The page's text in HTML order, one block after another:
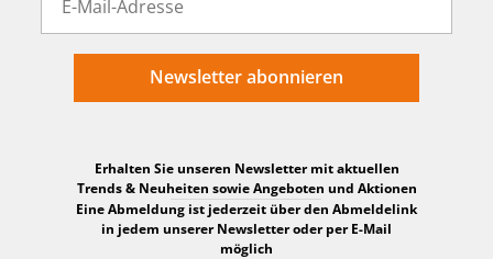
Newsletter abonnieren
Erhalten Sie unseren Newsletter mit aktuellen
Trends & Neuheiten sowie Angeboten und Aktionen
Eine Abmeldung ist jederzeit über den Abmeldelink
in jedem unserer Newsletter oder per E-Mail
möglich